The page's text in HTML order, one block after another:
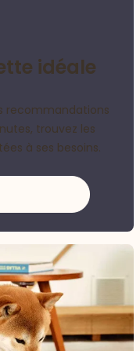
idéale
recommandations
trouvez les
à ses besoins.